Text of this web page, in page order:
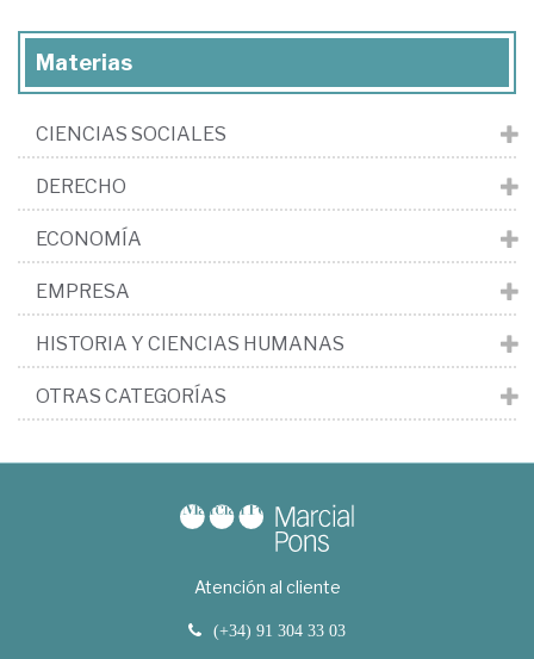
Materias
CIENCIAS SOCIALES
DERECHO
ECONOMÍA
EMPRESA
HISTORIA Y CIENCIAS HUMANAS
OTRAS CATEGORÍAS
Atención al cliente
(+34) 91 304 33 03